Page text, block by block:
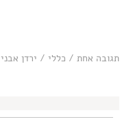
תגובה אחת / כללי / ירדן אבני